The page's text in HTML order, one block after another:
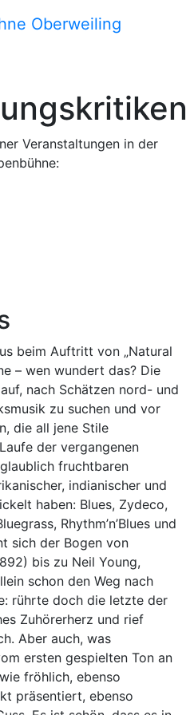
Veranstaltungen in der
beim Auftritt von „Natural
– wen wundert das? Die
nach Schätzen nord- und
zu suchen und vor
die all jene Stile
der vergangenen
fruchtbaren
indianischer und
haben: Blues, Zydeco,
Rhythm’n’Blues und
sich der Bogen von
bis zu Neil Young,
schon den Weg nach
rührte doch die letzte der
Zuhörerherz und rief
Aber auch, was
ersten gespielten Ton an
fröhlich, ebenso
präsentiert, ebenso